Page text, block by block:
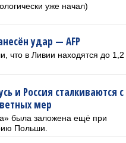
уже начал)
удар — AFP
что в Ливии находятся до 1,2
и Россия сталкиваются с
мер
была заложена ещё при
Польши.